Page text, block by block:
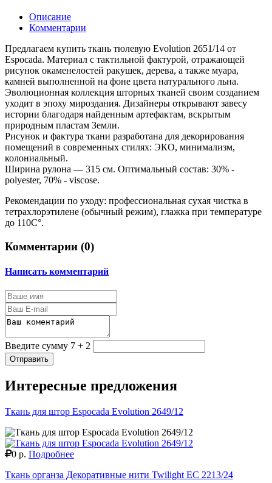
Описание
Комментарии
Предлагаем купить ткань тюлевую Evolution 2651/14 от
Espocada. Материал с тактильной фактурой, отражающей
рисунок окаменелостей ракушек, дерева, а также муара,
камней выполненной на фоне цвета натурального льна.
Эволюционная коллекция шторных тканей своим созданием
уходит в эпоху мироздания. Дизайнеры открывают завесу
истории благодаря найденным артефактам, вскрытым
природным пластам Земли.
Рисунок и фактура ткани разработана для декорирования
помещений в современных стилях: ЭКО, минимализм,
колониальный.
Ширина рулона — 315 см. Оптимальный состав: 30% -
polyester, 70% - viscose.
Рекомендации по уходу: профессиональная сухая чистка в
тетрахлорэтилене (обычный режим), глажка при температуре
до 110С°.
Комментарии (0)
Написать комментарий
Введите сумму 7 + 2
Отправить
Интересные предложения
Ткань для штор Espocada Evolution 2649/12
0 р. Подробнее
Ткань органза Декоративные нити Twilight EC 2213/24